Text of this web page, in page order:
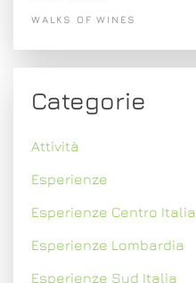
WALKS OF WINES
Categorie
Attività
Esperienze
Esperienze Centro Italia
Esperienze Lombardia
Esperienze Sud Italia